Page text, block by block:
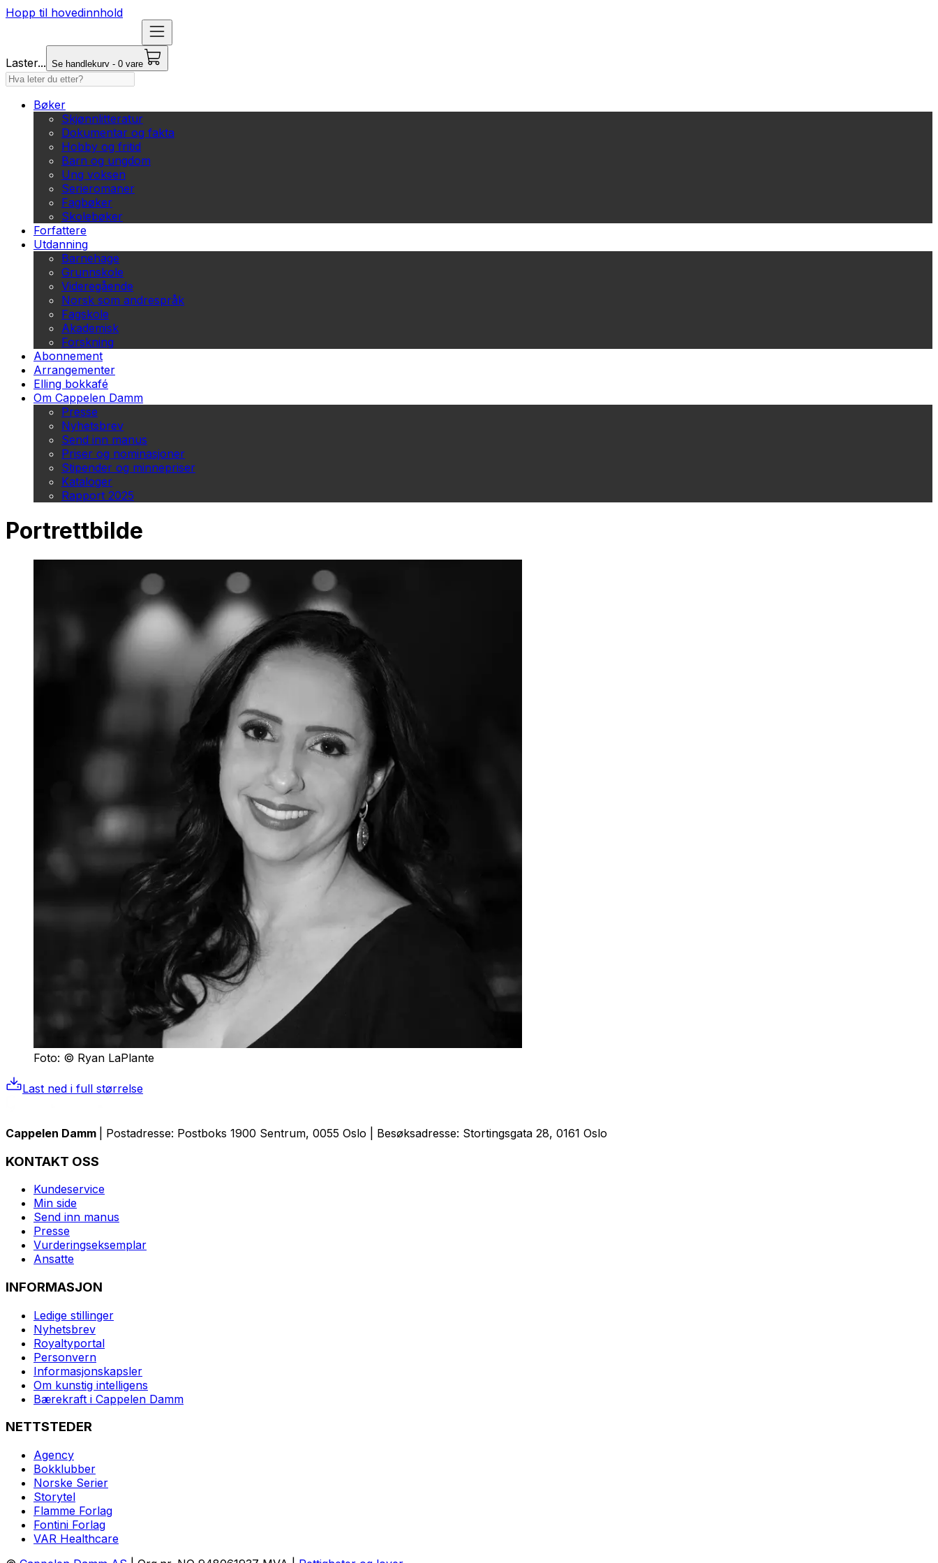
Hopp til hovedinnhold
Laster... Se handlekurv - 0 vare
Bøker
Skjønnlitteratur
Dokumentar og fakta
Hobby og fritid
Barn og ungdom
Ung voksen
Serieromaner
Fagbøker
Skolebøker
Forfattere
Utdanning
Barnehage
Grunnskole
Videregående
Norsk som andrespråk
Fagskole
Akademisk
Forskning
Abonnement
Arrangementer
Elling bokkafé
Om Cappelen Damm
Presse
Nyhetsbrev
Send inn manus
Priser og nominasjoner
Stipender og minnepriser
Kataloger
Rapport 2025
Portrettbilde
Foto: © Ryan LaPlante
Last ned i full størrelse
Cappelen Damm | Postadresse: Postboks 1900 Sentrum, 0055 Oslo | Besøksadresse: Stortingsgata 28, 0161 Oslo
KONTAKT OSS
Kundeservice
Min side
Send inn manus
Presse
Vurderingseksemplar
Ansatte
INFORMASJON
Ledige stillinger
Nyhetsbrev
Royaltyportal
Personvern
Informasjonskapsler
Om kunstig intelligens
Bærekraft i Cappelen Damm
NETTSTEDER
Agency
Bokklubber
Norske Serier
Storytel
Flamme Forlag
Fontini Forlag
VAR Healthcare